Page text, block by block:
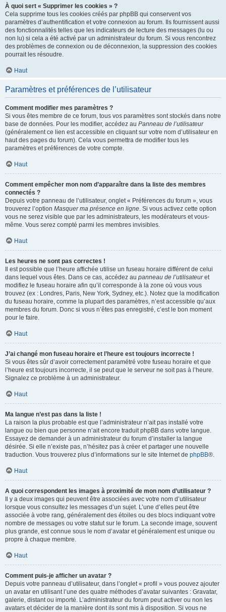
À quoi sert « Supprimer les cookies » ?
Cela supprime tous les cookies créés par phpBB qui conservent vos
paramètres d’authentification et votre connexion au forum. Ils fournissent aussi
des fonctionnalités telles que les indicateurs de lecture des messages (lu ou
non lu) si cela a été activé par un administrateur du forum. Si vous rencontrez
des problèmes de connexion ou de déconnexion, la suppression des cookies
pourrait les résoudre.
Haut
Paramètres et préférences de l’utilisateur
Comment modifier mes paramètres ?
Si vous êtes membre de ce forum, tous vos paramètres sont stockés dans notre
base de données. Pour les modifier, accédez au Panneau de l’utilisateur
(généralement ce lien est accessible en cliquant sur votre nom d’utilisateur en
haut des pages du forum). Cela vous permettra de modifier tous les
paramètres et préférences de votre compte.
Haut
Comment empêcher mon nom d’apparaître dans la liste des membres
connectés ?
Depuis votre panneau de l’utilisateur, onglet « Préférences du forum », vous
trouverez l’option Masquer ma présence en ligne. Si vous activez cette option
vous ne serez visible que par les administrateurs, les modérateurs et vous-
même. Vous serez compté parmi les membres invisibles.
Haut
Les heures ne sont pas correctes !
Il est possible que l’heure affichée utilise un fuseau horaire différent de celui
dans lequel vous êtes. Dans ce cas, accédez au panneau de l’utilisateuret
modifiez le fuseau horaire afin qu’il corresponde à la zone où vous vous
trouvez (ex : Londres, Paris, New York, Sydney, etc.). Notez que la modification
du fuseau horaire, comme la plupart des paramètres, n’est accessible qu’aux
membres du forum. Donc si vous n’êtes pas enregistré, c’est le bon moment
pour le faire.
Haut
J’ai changé mon fuseau horaire et l’heure est toujours incorrecte !
Si vous êtes sûr d’avoir correctement paramétré votre fuseau horaire et que
l’heure est toujours incorrecte, il se peut que le serveur ne soit pas à l’heure.
Signalez ce problème à un administrateur.
Haut
Ma langue n’est pas dans la liste !
La raison la plus probable est que l’administrateur n’ait pas installé votre
langue ou bien que personne n’ait encore traduit phpBB dans votre langue.
Essayez de demander à un administrateur du forum d’installer la langue
désirée. Si elle n’existe pas, n’hésitez pas à créer et partager une nouvelle
traduction. Vous trouverez plus d’informations sur le site Internet de phpBB®.
Haut
A quoi correspondent les images à proximité de mon nom d’utilisateur ?
Il y a deux images qui peuvent être associées avec votre nom d’utilisateur
lorsque vous consultez les messages d’un sujet. L’une d’elles peut être
associée à votre rang, généralement des étoiles ou des blocs indiquant votre
nombre de messages ou votre statut sur le forum. La seconde image, souvent
plus grande, est connue sous le nom d’avatar et généralement est unique ou
propre à chaque membre.
Haut
Comment puis-je afficher un avatar ?
Depuis votre panneau d’utilisateur, dans l’onglet « profil » vous pouvez ajouter
un avatar en utilisant l’une des quatre méthodes d’avatar suivantes : Gravatar,
galerie, distant ou importé. L’administrateur du forum peut activer ou non les
avatars et décider de la manière dont ils sont mis à disposition. Si vous ne